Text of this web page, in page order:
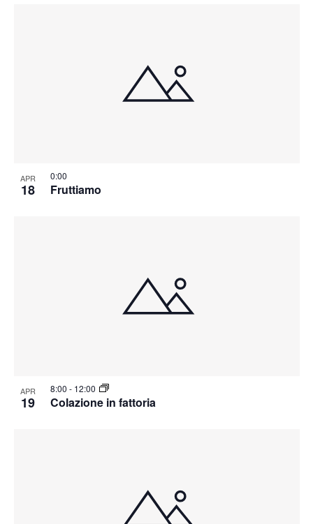
APR
18 Fruttiamo
0:00
APR
19 Colazione in fattoria
8:00 - 12:00